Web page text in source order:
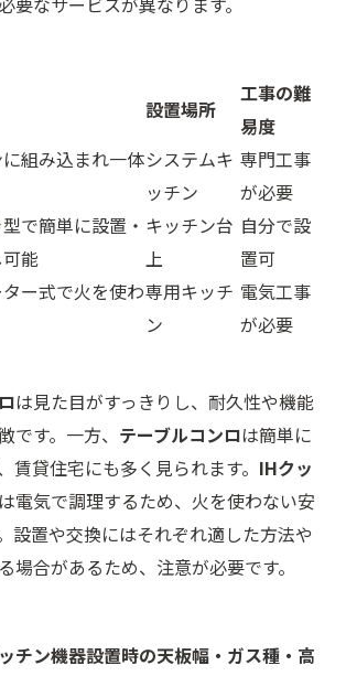
設置場所
工事の難
易度
組み込まれ一体システムキ
ッチン
専門工事
が必要
で簡単に設置・
能
キッチン台
上
自分で設
置可
ー式で火を使わ専用キッチ
ン
電気工事
が必要
は見た目がすっきりし、耐久性や機能
です。一方、 テーブルコンロは簡単に
賃貸住宅にも多く見られます。 IHクッ
は電気で調理するため、火を使わない安
設置や交換にはそれぞれ適した方法や
場合があるため、注意が必要です。
チン機器設置時の天板幅・ガス種・高